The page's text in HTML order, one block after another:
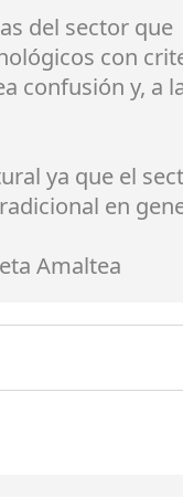
del sector que
con
confusión y, a
ya que el
en
Amaltea